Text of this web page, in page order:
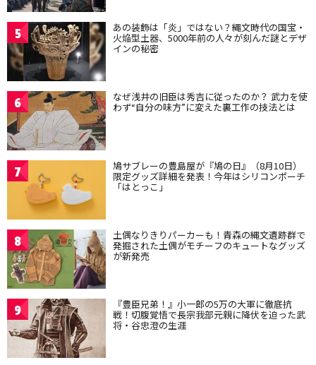
5 あの装飾は「炎」ではない？縄文時代の国宝・
火焔型土器、5000年前の人々が刻んだ謎とデザ
インの秘密
6 なぜ浅井の旧臣は秀吉に従ったのか？ 武力を使
わず“自分の味方”に変えた裏工作の技法とは
7 鳩サブレーの豊島屋が『鳩の日』（8月10日）
限定グッズ詳細を発表！今年はシリコンポーチ
「はとっこ」
8 土偶なりきりパーカーも！青森の縄文遺跡群で
発掘された土偶がモチーフのキュートなグッズ
が新発売
9 『豊臣兄弟！』小一郎の5万の大軍に徹底抗
戦！切腹覚悟で長宗我部元親に降伏を迫った武
将・谷忠澄の生涯